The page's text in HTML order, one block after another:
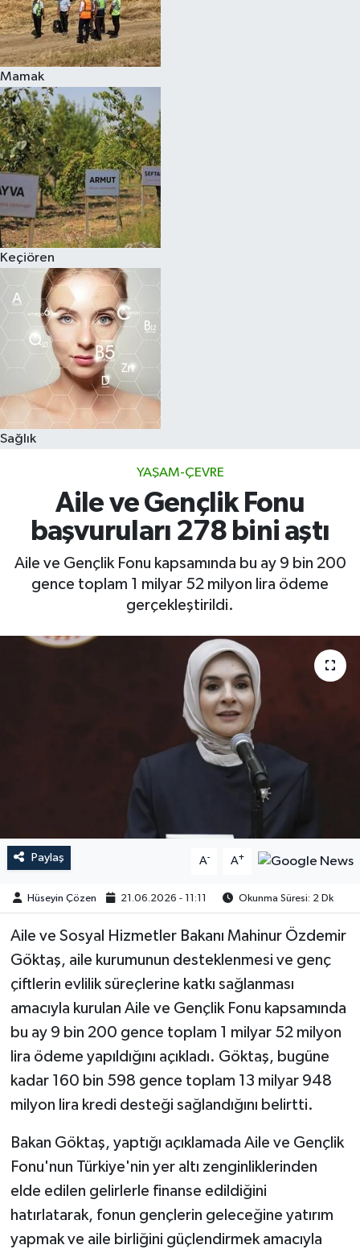
Mamak
Keçiören
Sağlık
YAŞAM-ÇEVRE
Aile ve Gençlik Fonu
başvuruları 278 bini aştı
Aile ve Gençlik Fonu kapsamında bu ay 9 bin 200
gence toplam 1 milyar 52 milyon lira ödeme
gerçekleştirildi.
Paylaş A- A+
Hüseyin Çözen 21.06.2026 - 11:11 Okunma Süresi: 2 Dk
​​​​​​Aile ve Sosyal Hizmetler Bakanı Mahinur Özdemir
Göktaş, aile kurumunun desteklenmesi ve genç
çiftlerin evlilik süreçlerine katkı sağlanması
amacıyla kurulan Aile ve Gençlik Fonu kapsamında
bu ay 9 bin 200 gence toplam 1 milyar 52 milyon
lira ödeme yapıldığını açıkladı. Göktaş, bugüne
kadar 160 bin 598 gence toplam 13 milyar 948
milyon lira kredi desteği sağlandığını belirtti.
Bakan Göktaş, yaptığı açıklamada Aile ve Gençlik
Fonu'nun Türkiye'nin yer altı zenginliklerinden
elde edilen gelirlerle finanse edildiğini
hatırlatarak, fonun gençlerin geleceğine yatırım
yapmak ve aile birliğini güçlendirmek amacıyla